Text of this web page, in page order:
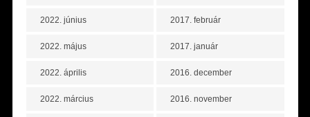
2022. június
2022. május
2022. április
2022. március
2017. február
2017. január
2016. december
2016. november